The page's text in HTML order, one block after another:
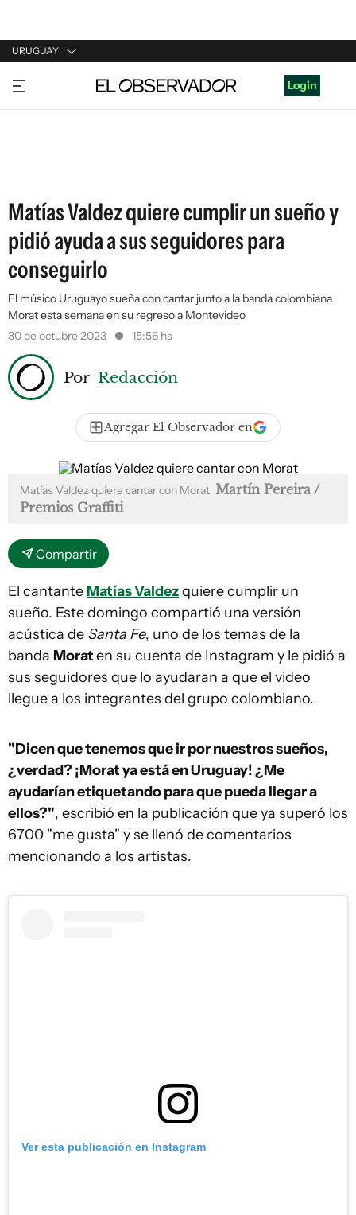
URUGUAY
URUGUAY
ARGENTINA
Login
Matías Valdez quiere cumplir un sueño y
pidió ayuda a sus seguidores para
conseguirlo
El músico Uruguayo sueña con cantar junto a la banda colombiana
Morat esta semana en su regreso a Montevideo
30 de octubre 2023
15:56 hs
Por Redacción
Agregar El Observador en
Matías Valdez quiere cantar con Morat Martín Pereira /
Premios Graffiti
Compartir
El cantanteMatías Valdezquiere cumplir un
sueño. Este domingo compartió una versión
acústica de Santa Fe, uno de los temas de la
banda Moraten su cuenta de Instagram y le pidió a
sus seguidores que lo ayudaran a que el video
llegue a los integrantes del grupo colombiano.
"Dicen que tenemos que ir por nuestros sueños,
¿verdad? ¡Morat ya está en Uruguay! ¿Me
ayudarían etiquetando para que pueda llegar a
ellos?", escribió en la publicación que ya superó los
6700 "me gusta" y se llenó de comentarios
mencionando a los artistas.
Ver esta publicación en Instagram